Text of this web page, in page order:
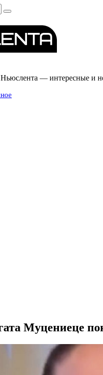
— интересные и
Муцениеце